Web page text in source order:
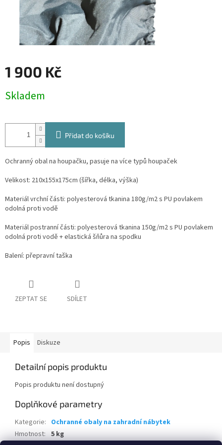
1 900 Kč
cena:
Skladem
Přidat do košíku
Ochranný obal na houpačku, pasuje na více typů houpaček
Velikost: 210x155x175cm (šířka, délka, výška)
Materiál vrchní části: polyesterová tkanina 180g/m2 s PU povlakem
odolná proti vodě
Materiál postranní části: polyesterová tkanina 150g/m2 s PU povlakem
odolná proti vodě + elastická šňůra na spodku
Balení: přepravní taška
ZEPTAT SE SDÍLET
Popis Diskuze
Detailní popis produktu
Popis produktu není dostupný
Doplňkové parametry
Kategorie: Ochranné obaly na zahradní nábytek
Hmotnost: 5 kg